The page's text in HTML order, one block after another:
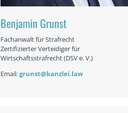
Benjamin Grunst
Fachanwalt für Strafrecht
Zertifizierter Verteidiger für
Wirtschaftsstrafrecht (DSV e. V.)
Email:grunst@kanzlei.law